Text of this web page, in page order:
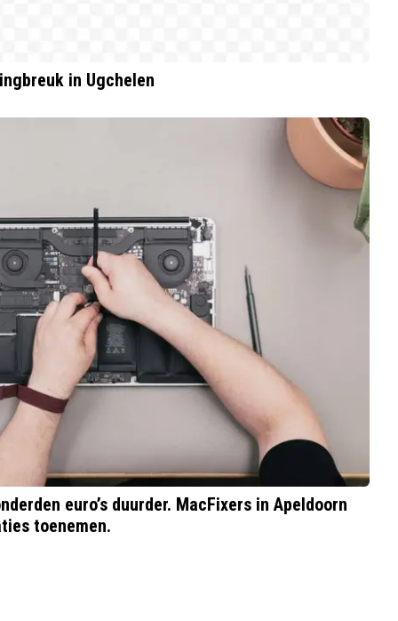
in Ugchelen
euro’s duurder. MacFixers in Apeldoorn
toenemen.